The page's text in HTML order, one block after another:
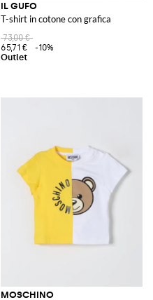
IL GUFO
T-shirt in cotone con grafica
73,00 €
65,71 €
-10%
MOSCHINO